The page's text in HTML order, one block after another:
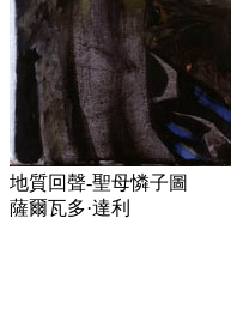
地質回聲-聖母憐子圖
薩爾瓦多·達利